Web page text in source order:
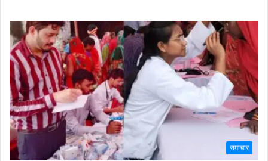
समाचार